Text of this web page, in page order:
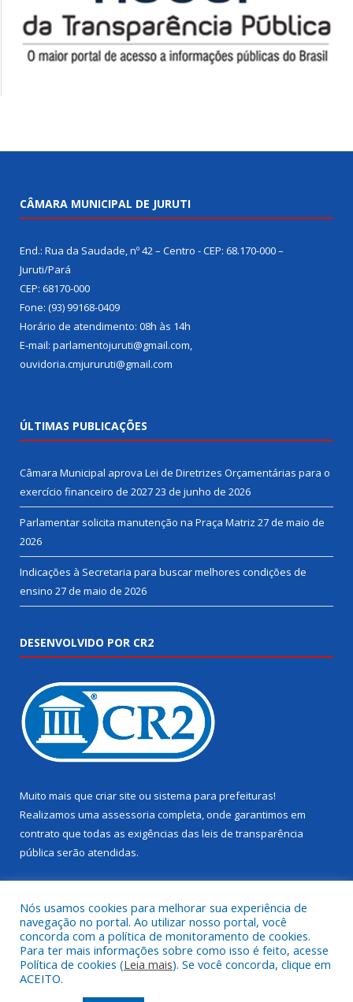
CÂMARA MUNICIPAL DE JURUTI
End.: Rua da Saudade, nº 42 – Centro - CEP: 68.170-000 –
Juruti/Pará
CEP: 68170-000
Fone: (93) 99168-0409
Horário de atendimento: 08h às 14h
E-mail: parlamentojuruti@gmail.com,
ouvidoria.cmjururuti@gmail.com
ÚLTIMAS PUBLICAÇÕES
Câmara Municipal aprova Lei de Diretrizes Orçamentárias para o
exercício financeiro de 202723 de junho de 2026
Parlamentar solicita manutenção na Praça Matriz 27 de maio de
2026
Indicações à Secretaria para buscar melhores condições de
ensino 27 de maio de 2026
DESENVOLVIDO POR CR2
Muito mais que criar site ou sistema para prefeituras!
Realizamos uma assessoria completa, onde garantimos em
contrato que todas as exigências das leis de transparência
pública serão atendidas.
Todos os direitos reservados a Câmara Municipal de Juruti.
Nós usamos cookies para melhorar sua experiência de
navegação no portal. Ao utilizar nosso portal, você
concorda com a política de monitoramento de cookies.
Para ter mais informações sobre como isso é feito, acesse
Política de cookies (Leia mais). Se você concorda, clique em
ACEITO.